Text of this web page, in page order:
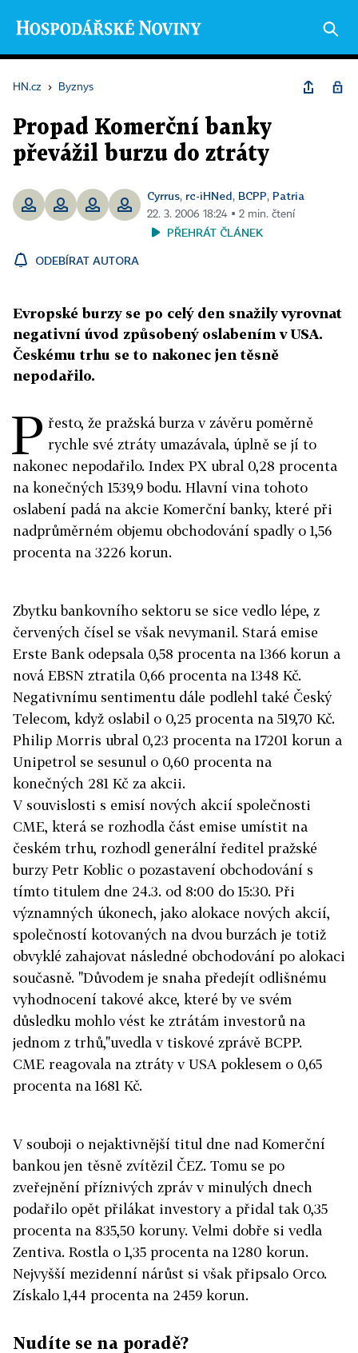
HN.cz › Byznys
Propad Komerční banky
převážil burzu do ztráty
Cyrrus, rc-iHNed, BCPP, Patria
22. 3. 2006 18:24 ▪ 2 min. čtení
PŘEHRÁT ČLÁNEK
ODEBÍRAT AUTORA
Evropské burzy se po celý den snažily vyrovnat
negativní úvod způsobený oslabením v USA.
Českému trhu se to nakonec jen těsně
nepodařilo.
P řesto, že pražská burza v závěru poměrně
rychle své ztráty umazávala, úplně se jí to
nakonec nepodařilo. Index PX ubral 0,28 procenta
na konečných 1539,9 bodu. Hlavní vina tohoto
oslabení padá na akcie Komerční banky, které při
nadprůměrném objemu obchodování spadly o 1,56
procenta na 3226 korun.
Zbytku bankovního sektoru se sice vedlo lépe, z
červených čísel se však nevymanil. Stará emise
Erste Bank odepsala 0,58 procenta na 1366 korun a
nová EBSN ztratila 0,66 procenta na 1348 Kč.
Negativnímu sentimentu dále podlehl také Český
Telecom, když oslabil o 0,25 procenta na 519,70 Kč.
Philip Morris ubral 0,23 procenta na 17201 korun a
Unipetrol se sesunul o 0,60 procenta na
konečných 281 Kč za akcii.
V souvislosti s emisí nových akcií společnosti
CME, která se rozhodla část emise umístit na
českém trhu, rozhodl generální ředitel pražské
burzy Petr Koblic o pozastavení obchodování s
tímto titulem dne 24.3. od 8:00 do 15:30. Při
významných úkonech, jako alokace nových akcií,
společností kotovaných na dvou burzách je totiž
obvyklé zahajovat následné obchodování po alokaci
současně. "Důvodem je snaha předejít odlišnému
vyhodnocení takové akce, které by ve svém
důsledku mohlo vést ke ztrátám investorů na
jednom z trhů,"uvedla v tiskové zprávě BCPP.
CME reagovala na ztráty v USA poklesem o 0,65
procenta na 1681 Kč.
V souboji o nejaktivnější titul dne nad Komerční
bankou jen těsně zvítězil ČEZ. Tomu se po
zveřejnění příznivých zpráv v minulých dnech
podařilo opět přilákat investory a přidal tak 0,35
procenta na 835,50 koruny. Velmi dobře si vedla
Zentiva. Rostla o 1,35 procenta na 1280 korun.
Nejvyšší mezidenní nárůst si však připsalo Orco.
Získalo 1,44 procenta na 2459 korun.
Nudíte se na poradě?